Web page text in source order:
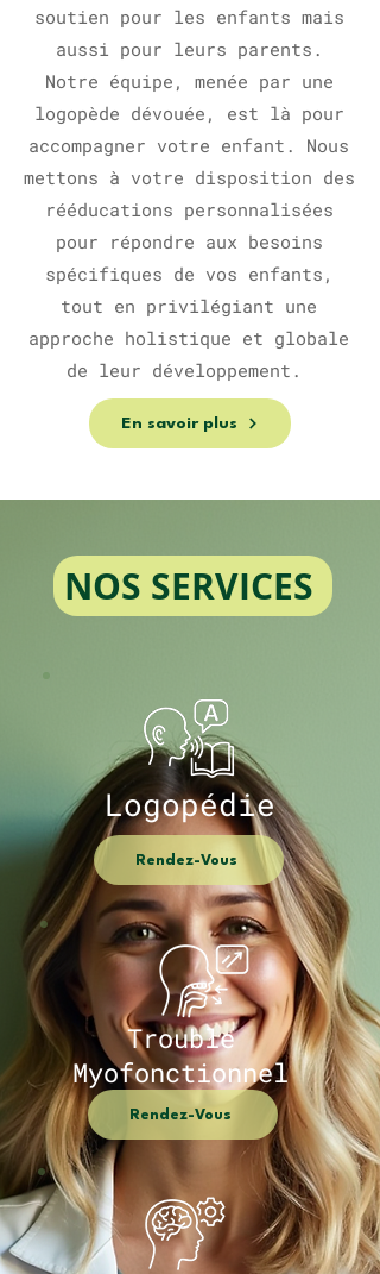
soutien pour les enfants mais
aussi pour leurs parents.
Notre équipe, menée par une
logopède dévouée, est là pour
accompagner votre enfant. Nous
mettons à votre disposition des
rééducations personnalisées
pour répondre aux besoins
spécifiques de vos enfants,
tout en privilégiant une
approche holistique et globale
de leur développement.
En savoir plus
NOS SERVICES
Logopédie
Rendez-Vous
Trouble
Myofonctionnel
Rendez-Vous